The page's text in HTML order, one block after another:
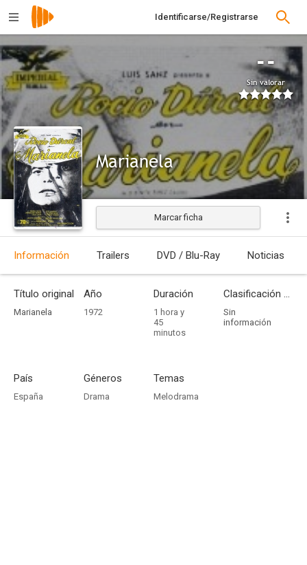
Identificarse/Registrarse
--
Sin valorar
Marianela
Estrenada
Marcar ficha
Información Trailers DVD / Blu-Ray Noticias
Título original
Marianela
Año
1972
Duración
1 hora y
45
minutos
Clasificación por edades
Sin
información
País
España
Géneros
Drama
Temas
Melodrama